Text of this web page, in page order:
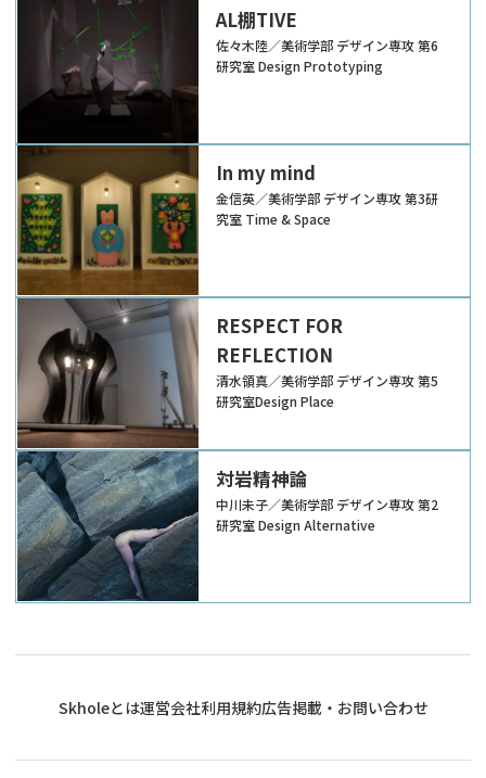
AL棚TIVE
佐々木陸／美術学部 デザイン専攻 第6
研究室 Design Prototyping
In my mind
金信英／美術学部 デザイン専攻 第3研
究室 Time & Space
RESPECT FOR
REFLECTION
清水領真／美術学部 デザイン専攻 第5
研究室Design Place
対岩精神論
中川未子／美術学部 デザイン専攻 第2
研究室 Design Alternative
Skholeとは運営会社利用規約広告掲載・お問い合わせ